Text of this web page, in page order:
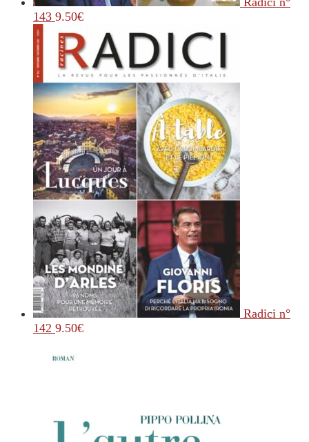
143 9.50€
Radici n°
142 9.50€